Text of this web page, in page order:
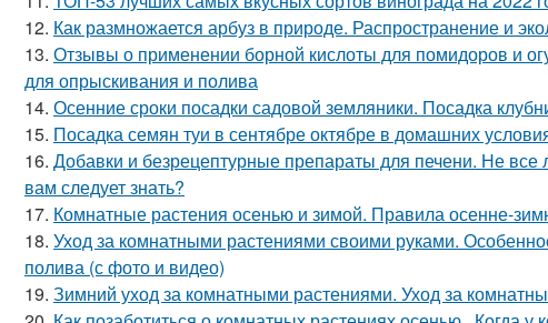
12. Как размножается арбуз в природе. Распространение и
13. Отзывы о применении борной кислоты для помидоров и
для опрыскивания и полива
14. Осенние сроки посадки садовой земляники. Посадка
15. Посадка семян туи в сентябре октябре в домашних
16. Добавки и безрецептурные препараты для печени. Не
вам следует знать?
17. Комнатные растения осенью и зимой. Правила осенне-
18. Уход за комнатными растениями своими руками.
полива (с фото и видео)
19. Зимний уход за комнатными растениями. Уход за